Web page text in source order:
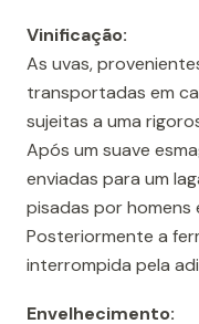
Vinificação:
As uvas,
transportadas em
sujeitas a uma
Após um suave
enviadas para um
pisadas por homens
Posteriormente a
interrompida pela
Envelhecimento: